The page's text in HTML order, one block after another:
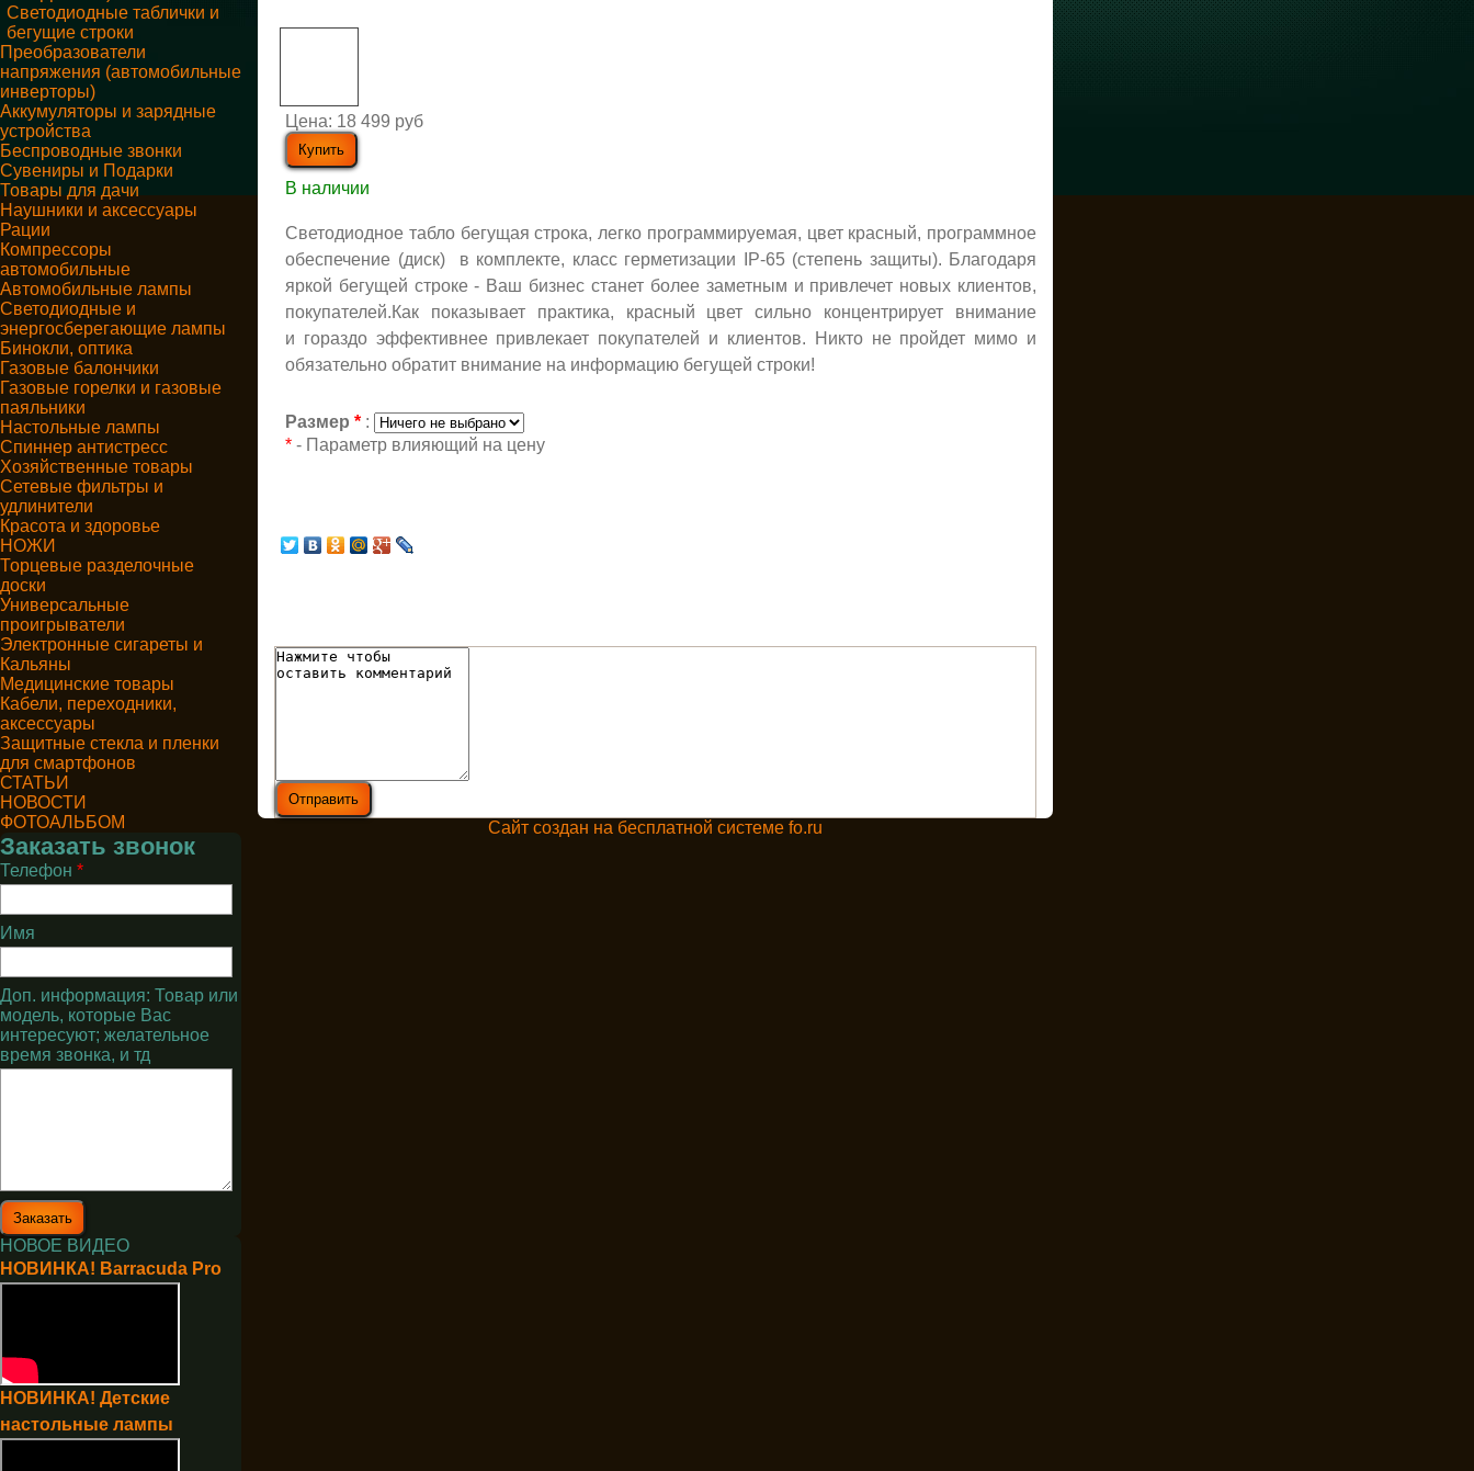
Светодиодные таблички и
бегущие строки
Преобразователи
напряжения (автомобильные
инверторы)
Аккумуляторы и зарядные
устройства
Беспроводные звонки
Сувениры и Подарки
Товары для дачи
Наушники и аксессуары
Рации
Компрессоры
автомобильные
Автомобильные лампы
Светодиодные и
энергосберегающие лампы
Бинокли, оптика
Газовые балончики
Газовые горелки и газовые
паяльники
Настольные лампы
Спиннер антистресс
Хозяйственные товары
Сетевые фильтры и
удлинители
Красота и здоровье
НОЖИ
Торцевые разделочные
доски
Универсальные
проигрыватели
Электронные сигареты и
Кальяны
Медицинские товары
Кабели, переходники,
аксессуары
Защитные стекла и пленки
для смартфонов
СТАТЬИ
НОВОСТИ
ФОТОАЛЬБОМ
Заказать звонок
Телефон *
Имя
Доп. информация: Товар или
модель, которые Вас
интересуют; желательное
время звонка, и тд
НОВОЕ ВИДЕО
НОВИНКА! Barracuda Pro
НОВИНКА! Детские
настольные лампы
Цена: 18 499 руб
В наличии
Светодиодное табло бегущая строка, легко программируемая, цвет красный, программное
обеспечение (диск) в комплекте, класс герметизации IP-65 (степень защиты). Благодаря
яркой бегущей строке - Ваш бизнес станет более заметным и привлечет новых клиентов,
покупателей.Как показывает практика, красный цвет сильно концентрирует внимание
и гораздо эффективнее привлекает покупателей и клиентов. Никто не пройдет мимо и
обязательно обратит внимание на информацию бегущей строки!
Размер * :
* - Параметр влияющий на цену
Сайт создан на бесплатной системе fo.ru